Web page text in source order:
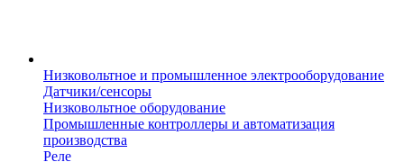
Низковольтное и промышленное электрооборудование
Датчики/сенсоры
Низковольтное оборудование
Промышленные контроллеры и автоматизация
производства
Реле